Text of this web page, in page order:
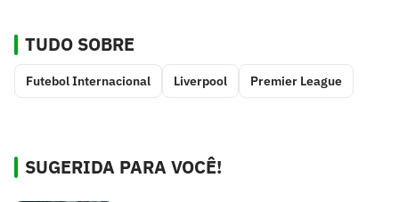
TUDO SOBRE
Futebol Internacional Liverpool Premier League
SUGERIDA PARA VOCÊ!